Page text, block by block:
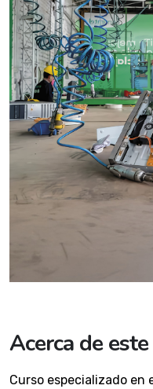
Acerca de
Curso especializado en